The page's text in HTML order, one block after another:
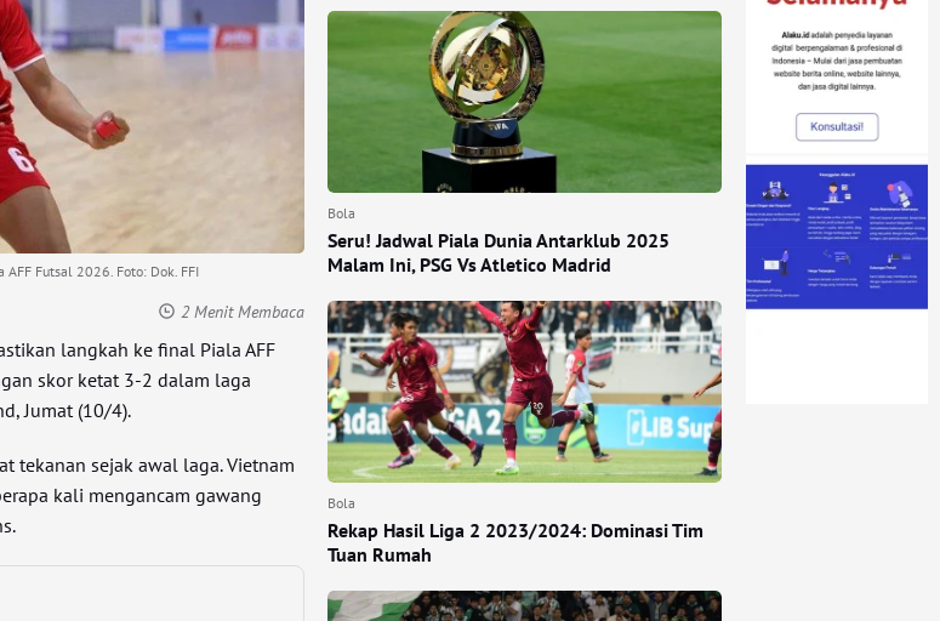
Futsal 2026. Foto: Dok. FFI
2 Menit Membaca
langkah ke final Piala AFF
skor ketat 3-2 dalam laga
Jumat (10/4).
tekanan sejak awal laga. Vietnam
kali mengancam gawang
Bola
Seru! Jadwal Piala Dunia Antarklub 2025
Malam Ini, PSG Vs Atletico Madrid
Bola
Rekap Hasil Liga 2 2023/2024: Dominasi Tim
Tuan Rumah